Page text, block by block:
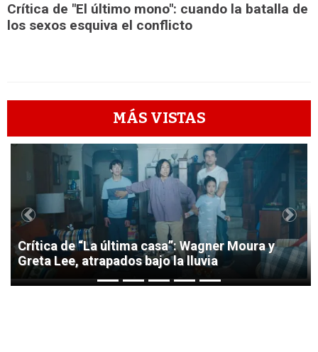
Crítica de "El último mono": cuando la batalla de
los sexos esquiva el conflicto
MÁS VISTAS
1
Crítica de “La última casa”: Wagner Moura y
Greta Lee, atrapados bajo la lluvia
Previous Next